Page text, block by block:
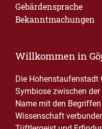
Gebärdensprache
Bekanntmachungen
Willkommen in
Die Hohenstaufenstadt
Symbiose zwischen
Name mit den
Wissenschaft